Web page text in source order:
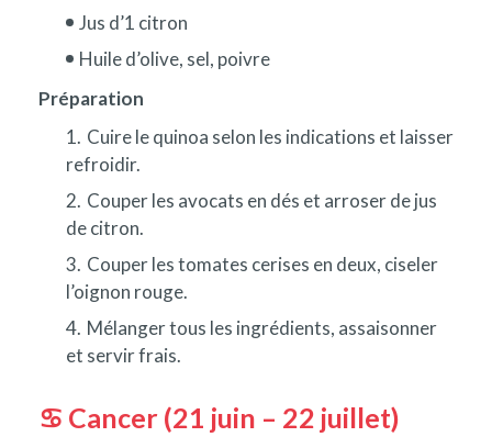
Jus d’1 citron
Huile d’olive, sel, poivre
Préparation
Cuire le quinoa selon les indications et laisser
refroidir.
Couper les avocats en dés et arroser de jus
de citron.
Couper les tomates cerises en deux, ciseler
l’oignon rouge.
Mélanger tous les ingrédients, assaisonner
et servir frais.
♋ Cancer (21 juin – 22 juillet)